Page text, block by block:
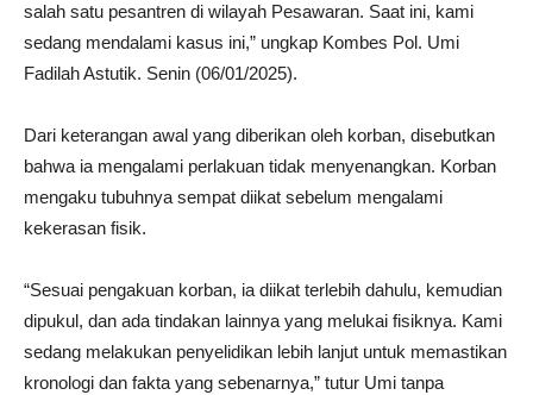
salah satu pesantren di wilayah Pesawaran. Saat ini, kami
sedang mendalami kasus ini,” ungkap Kombes Pol. Umi
Fadilah Astutik. Senin (06/01/2025).
Dari keterangan awal yang diberikan oleh korban, disebutkan
bahwa ia mengalami perlakuan tidak menyenangkan. Korban
mengaku tubuhnya sempat diikat sebelum mengalami
kekerasan fisik.
“Sesuai pengakuan korban, ia diikat terlebih dahulu, kemudian
dipukul, dan ada tindakan lainnya yang melukai fisiknya. Kami
sedang melakukan penyelidikan lebih lanjut untuk memastikan
kronologi dan fakta yang sebenarnya,” tutur Umi tanpa